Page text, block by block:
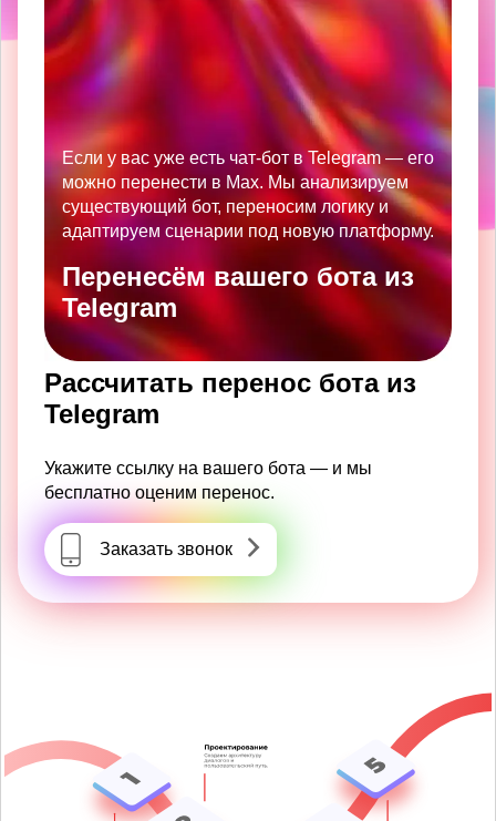
Если у вас уже есть чат-бот в Telegram — его
можно перенести в Max. Мы анализируем
существующий бот, переносим логику и
адаптируем сценарии под новую платформу.
Перенесём вашего бота из
Telegram
Рассчитать перенос бота из
Telegram
Укажите ссылку на вашего бота — и мы
бесплатно оценим перенос.
Заказать звонок